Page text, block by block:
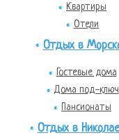
Квартиры
Отели
Отдых в
Гостевые дома
Дома под-ключ
Пансионаты
Отдых в